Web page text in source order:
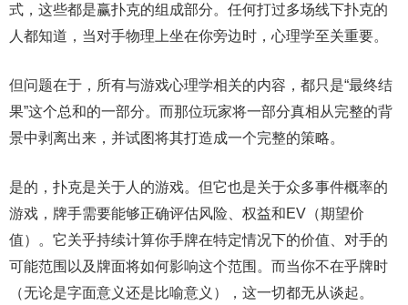
式，这些都是赢扑克的组成部分。任何打过多场线下扑克的
人都知道，当对手物理上坐在你旁边时，心理学至关重要。
但问题在于，所有与游戏心理学相关的内容，都只是“最终结
果”这个总和的一部分。而那位玩家将一部分真相从完整的背
景中剥离出来，并试图将其打造成一个完整的策略。
是的，扑克是关于人的游戏。但它也是关于众多事件概率的
游戏，牌手需要能够正确评估风险、权益和EV（期望价
值）。它关乎持续计算你手牌在特定情况下的价值、对手的
可能范围以及牌面将如何影响这个范围。而当你不在乎牌时
（无论是字面意义还是比喻意义），这一切都无从谈起。